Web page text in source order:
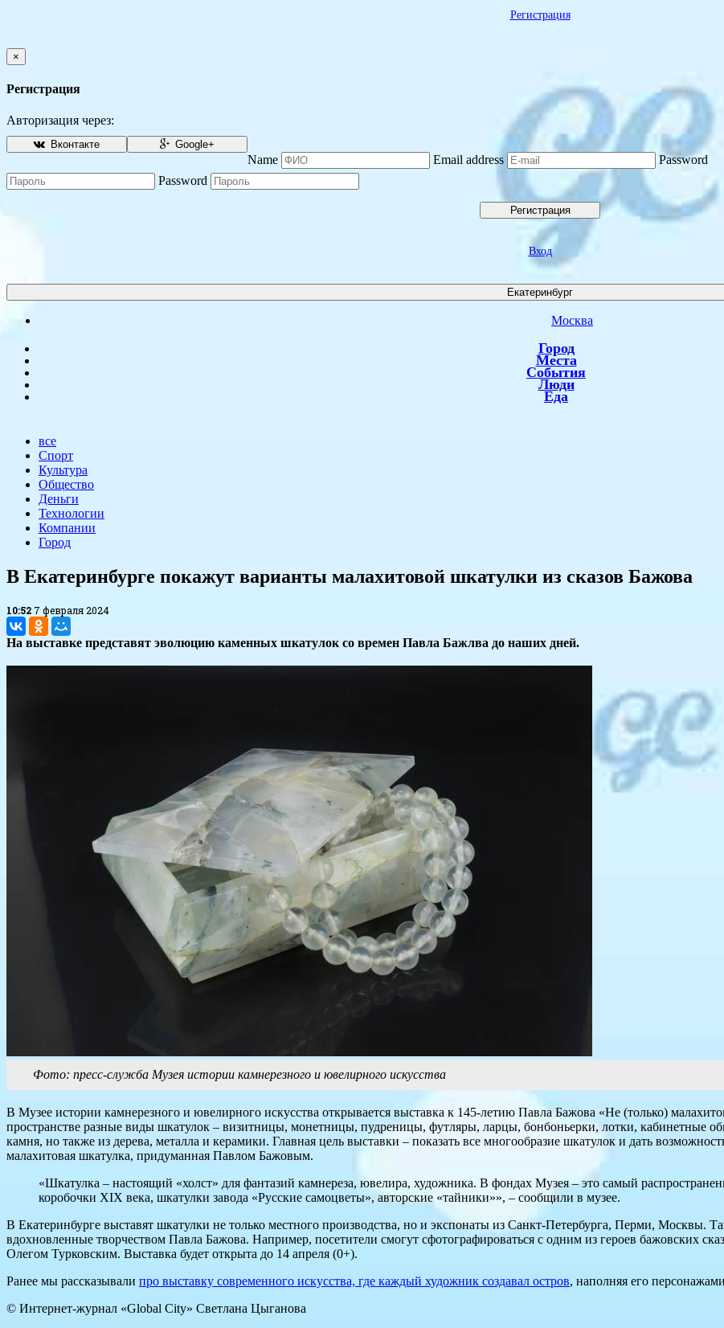
Регистрация
×
Регистрация
Авторизация через:
Вконтакте Google+
Name Email address
Password
Password
Регистрация
Вход
Екатеринбург
Москва
Город
Места
События
Люди
Еда
все
Спорт
Культура
Общество
Деньги
Технологии
Компании
Город
​В Екатеринбурге покажут варианты малахитовой шкатулки из сказов Бажова
10:52 7 февраля 2024
На выставке представят эволюцию каменных шкатулок со времен Павла Бажлва до наших дней.
Фото: пресс-служба Музея истории камнерезного и ювелирного искусства
В Музее истории камнерезного и ювелирного искусства открывается выставка к 145-летию Павла Бажова «Не (только)
пространстве разные виды шкатулок – визитницы, монетницы, пудреницы, футляры, ларцы, бонбоньерки, лотки, кабинетные
камня, но также из дерева, металла и керамики. Главная цель выставки – показать все многообразие шкатулок и дать
малахитовая шкатулка, придуманная Павлом Бажовым.
«Шкатулка – настоящий «холст» для фантазий камнереза, ювелира, художника. В фондах Музея – это самый
коробочки XIX века, шкатулки завода «Русские самоцветы», авторские «тайники»», – сообщили в музее.
В Екатеринбурге выставят шкатулки не только местного производства, но и экспонаты из Санкт-Петербурга, Перми, Москвы.
вдохновленные творчеством Павла Бажова. Например, посетители смогут сфотографироваться с одним из героев бажовских
Олегом Турковским. Выставка будет открыта до 14 апреля (0+).
Ранее мы рассказывали про выставку современного искусства, где каждый художник создавал остров, наполняя его
© Интернет-журнал «Global City» Светлана Цыганова